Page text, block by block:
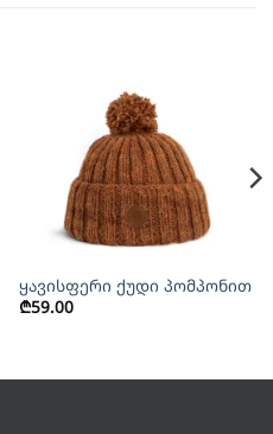
ყავისფერი ქუდი პომპონით
₾59.00